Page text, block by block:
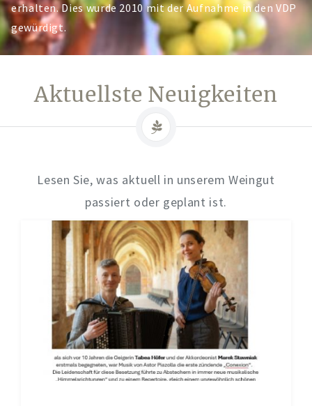
erhalten. Dies wurde 2010 mit der Aufnahme in den VDP
gewürdigt.
Aktuellste Neuigkeiten
Lesen Sie, was aktuell in unserem Weingut
passiert oder geplant ist.